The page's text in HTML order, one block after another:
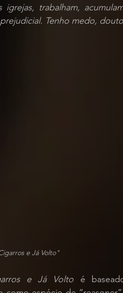
igrejas, trabalham,
Tenho medo,
e Já Volto"
e Já Volto é